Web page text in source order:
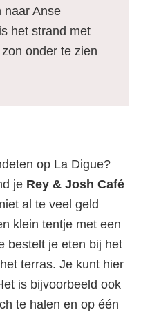
naar Anse
het strand met
onder te zien
op La Digue?
je Rey & Josh Café
al te veel geld
klein tentje met een
bestelt je eten bij het
terras. Je kunt hier
is bijvoorbeeld ook
te halen en op één